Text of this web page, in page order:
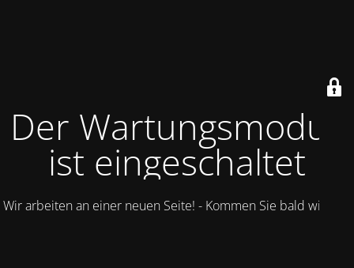
Der Wartungsmodus
ist eingeschaltet
Wir arbeiten an einer neuen Seite! - Kommen Sie bald wieder.